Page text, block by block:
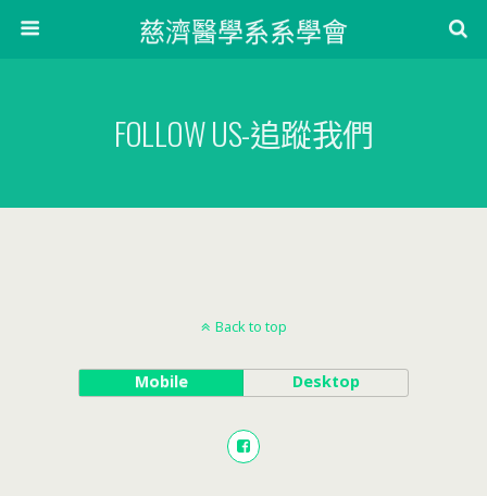
慈濟醫學系系學會
FOLLOW US-追蹤我們
Back to top
Mobile Desktop